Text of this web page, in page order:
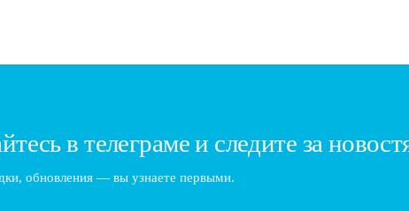
в телеграме и следите за
обновления — вы узнаете первыми.